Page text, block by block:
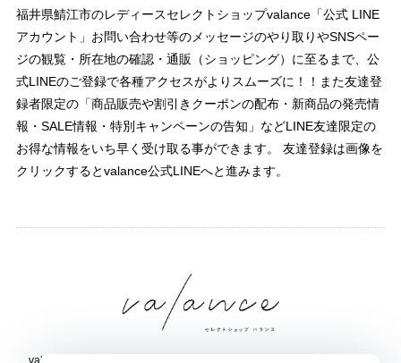
福井県鯖江市のレディースセレクトショップvalance「公式 LINE
アカウント」お問い合わせ等のメッセージのやり取りやSNSペー
ジの観覧・所在地の確認・通販（ショッピング）に至るまで、公
式LINEのご登録で各種アクセスがよりスムーズに！！また友達登
録者限定の「商品販売や割引きクーポンの配布・新商品の発売情
報・SALE情報・特別キャンペーンの告知」などLINE友達限定の
お得な情報をいち早く受け取る事ができます。 友達登録は画像を
クリックするとvalance公式LINEへと進みます。
valance 福井｜レディース セレクトショップ｜ファッション通販サイト